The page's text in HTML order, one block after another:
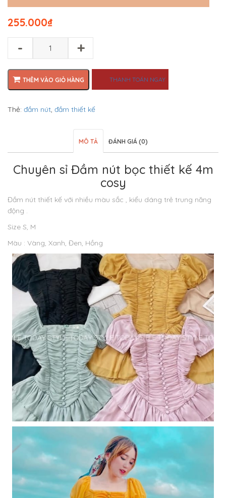
₫
255.000
- +
THÊM VÀO GIỎ HÀNG THANH TOÁN NGAY
Thẻ: đầm nút, đầm thiết kế
MÔ TẢ ĐÁNH GIÁ (0)
Chuyên sỉ Đầm nút bọc thiết kế 4m
cosy
Đầm nút thiết kế với nhiều màu sắc , kiểu dáng trẻ trung năng
động .
Size S, M
Màu : Vàng, Xanh, Đen, Hồng